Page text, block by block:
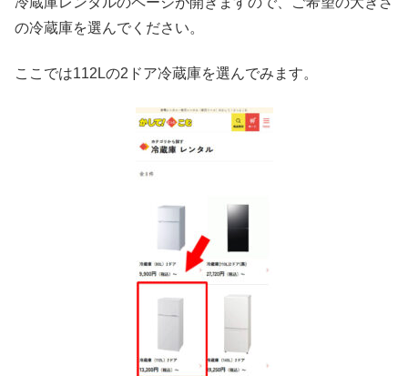
の冷蔵庫を選んでください。
ここでは112Lの2ドア冷蔵庫を選んでみます。